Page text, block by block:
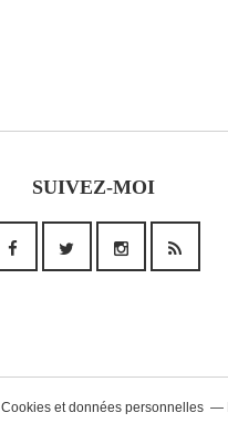
SUIVEZ-MOI
Cookies et données personnelles